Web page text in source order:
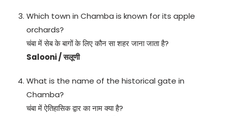
Which town in Chamba is known for its apple
orchards?
चंबा में सेब के बागों के लिए कौन सा शहर जाना जाता है?
Salooni / सलूणी
What is the name of the historical gate in
Chamba?
चंबा में ऐतिहासिक द्वार का नाम क्या है?